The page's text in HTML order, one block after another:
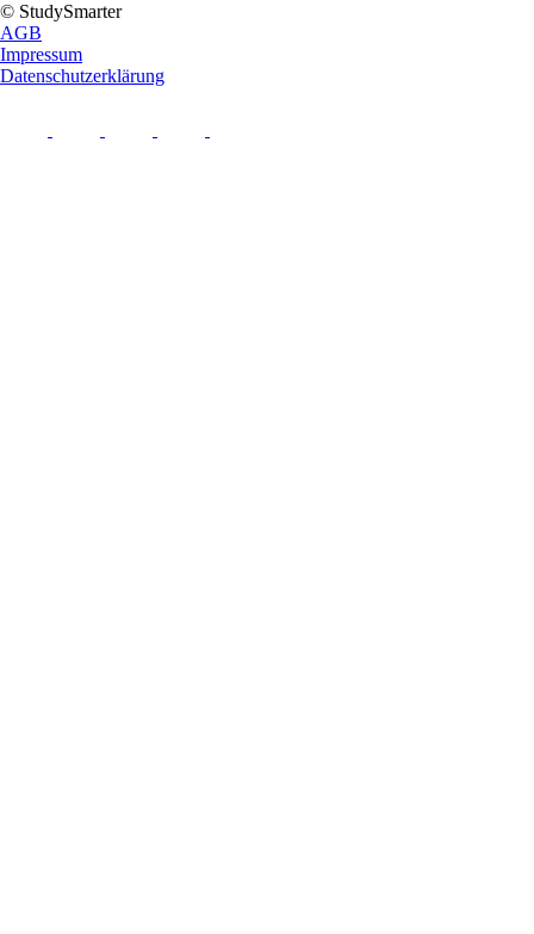
© StudySmarter
AGB
Impressum
Datenschutzerklärung